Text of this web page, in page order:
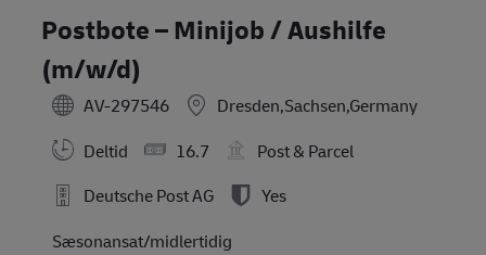
Postbote – Minijob / Aushilfe
(m/w/d)
AV-297546
Dresden,Sachsen,Germany
Deltid
16.7
Post & Parcel
Deutsche Post AG
Yes
Sæsonansat/midlertidig